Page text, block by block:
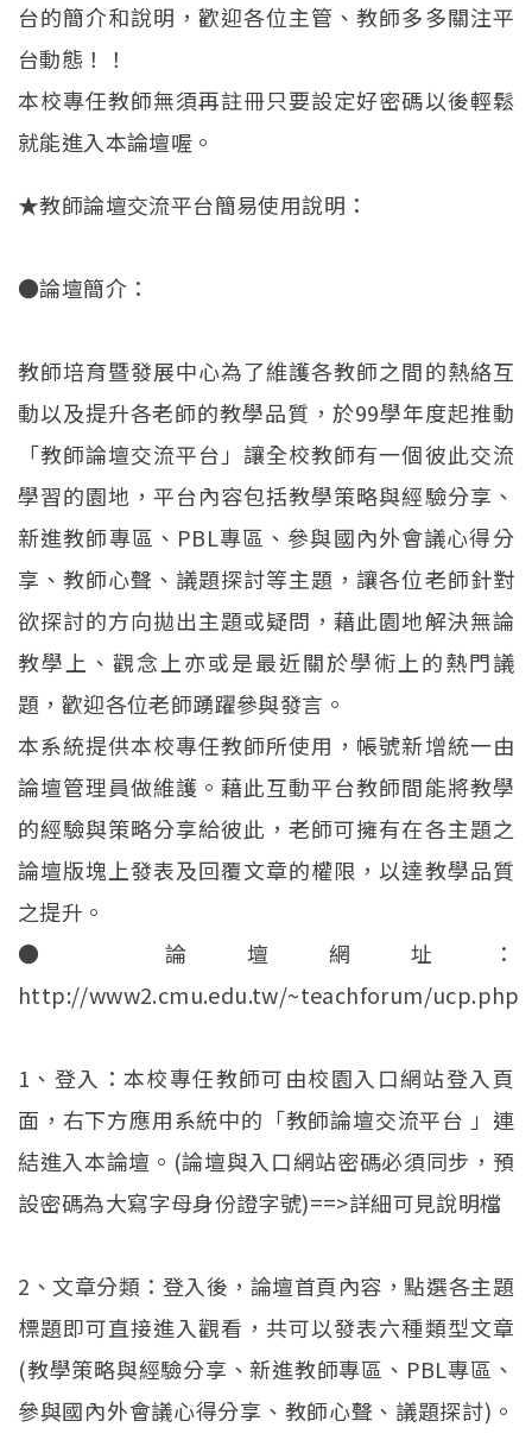
台的簡介和說明，歡迎各位主管、教師多多關注平
台動態！！
本校專任教師無須再註冊只要設定好密碼以後輕鬆
就能進入本論壇喔。
★教師論壇交流平台簡易使用說明：
●論壇簡介：
教師培育暨發展中心為了維護各教師之間的熱絡互
動以及提升各老師的教學品質，於99學年度起推動
「教師論壇交流平台」讓全校教師有一個彼此交流
學習的園地，平台內容包括教學策略與經驗分享、
新進教師專區、PBL專區、參與國內外會議心得分
享、教師心聲、議題探討等主題，讓各位老師針對
欲探討的方向拋出主題或疑問，藉此園地解決無論
教學上、觀念上亦或是最近關於學術上的熱門議
題，歡迎各位老師踴躍參與發言。
本系統提供本校專任教師所使用，帳號新增統一由
論壇管理員做維護。藉此互動平台教師間能將教學
的經驗與策略分享給彼此，老師可擁有在各主題之
論壇版塊上發表及回覆文章的權限，以達教學品質
之提升。
● 論壇網址：
http://www2.cmu.edu.tw/~teachforum/ucp.php
1、登入：本校專任教師可由校園入口網站登入頁
面，右下方應用系統中的「教師論壇交流平台 」連
結進入本論壇。(論壇與入口網站密碼必須同步，預
設密碼為大寫字母身份證字號)==>詳細可見說明檔
2、文章分類：登入後，論壇首頁內容，點選各主題
標題即可直接進入觀看，共可以發表六種類型文章
(教學策略與經驗分享、新進教師專區、PBL專區、
參與國內外會議心得分享、教師心聲、議題探討)。